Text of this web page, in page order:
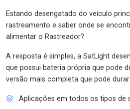
Estando desengatado do veículo
rastreamento e saber onde se
alimentar o Rastreador?
A resposta é simples, a SatLight
que possui bateria própria que pode
versão mais completa que pode
Aplicações em todos os tipos de